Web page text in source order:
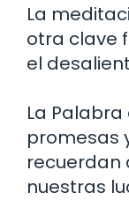
La
otra clave
el
La
promesas
recuerdan
nuestras